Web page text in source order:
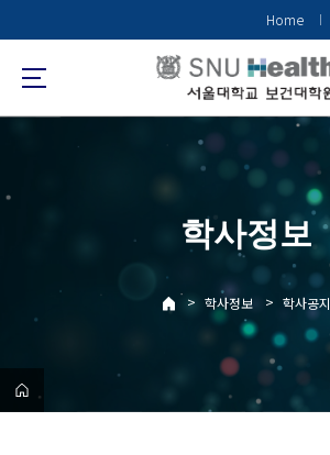
로
메
Home
학사정보
> 학사정보 > 학사공지